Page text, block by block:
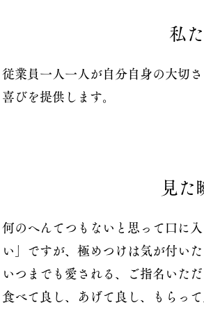
私
従業員一人一人が自分自身の大切
喜びを提供します。
見た
何のへんてつもないと思って口に
い」ですが、極めつけは気が付い
いつまでも愛される、ご指名いた
食べて良し、あげて良し、もらっ